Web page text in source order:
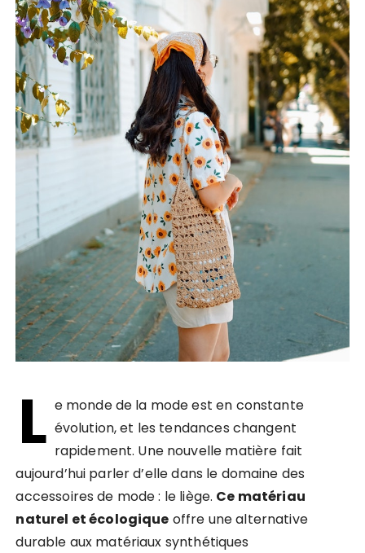
L e monde de la mode est en constante
évolution, et les tendances changent
rapidement. Une nouvelle matière fait
aujourd’hui parler d’elle dans le domaine des
accessoires de mode : le liège. Ce matériau
naturel et écologique offre une alternative
durable aux matériaux synthétiques